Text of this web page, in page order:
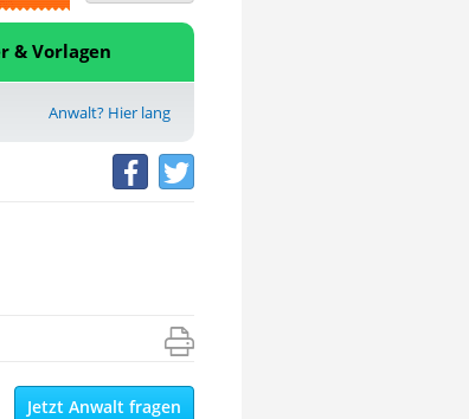
& Vorlagen
Anwalt? Hier lang
Jetzt Anwalt fragen